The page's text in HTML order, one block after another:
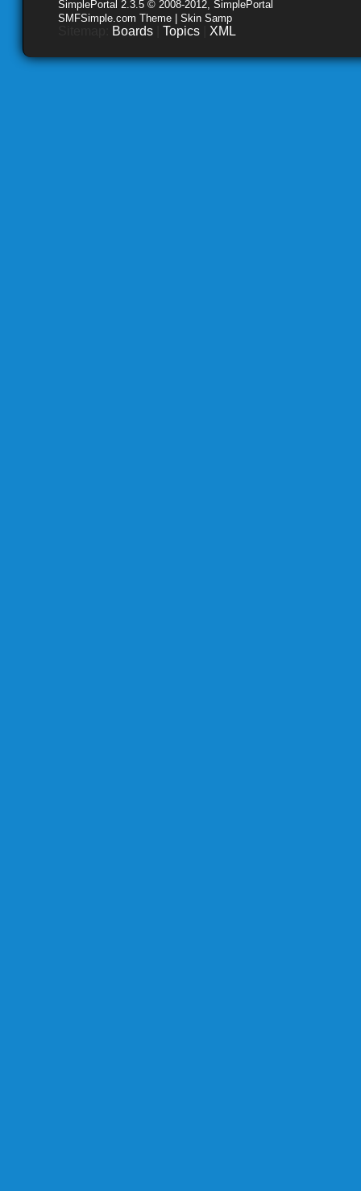
SimplePortal 2.3.5 © 2008-2012, SimplePortal
SMFSimple.com Theme | Skin Samp
Boards Topics XML